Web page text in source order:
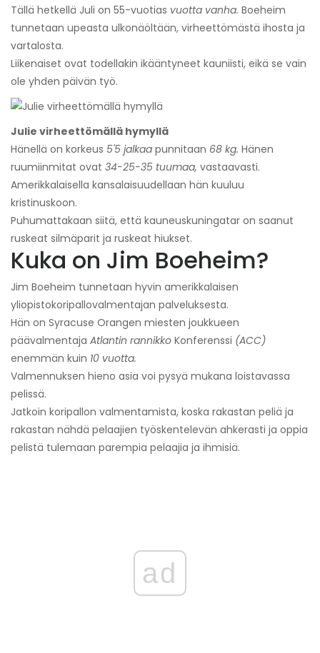
Tällä hetkellä Juli on 55-vuotias vuotta vanha. Boeheim
tunnetaan upeasta ulkonäöltään, virheettömästä ihosta ja
vartalosta.
Liikenaiset ovat todellakin ikääntyneet kauniisti, eikä se vain
ole yhden päivän työ.
Julie virheettömällä hymyllä
Hänellä on korkeus 5'5 jalkaa punnitaan 68 kg. Hänen
ruumiinmitat ovat 34-25-35 tuumaa, vastaavasti.
Amerikkalaisella kansalaisuudellaan hän kuuluu
kristinuskoon.
Puhumattakaan siitä, että kauneuskuningatar on saanut
ruskeat silmäparit ja ruskeat hiukset.
Kuka on Jim Boeheim?
Jim Boeheim tunnetaan hyvin amerikkalaisen
yliopistokoripallovalmentajan palveluksesta.
Hän on Syracuse Orangen miesten joukkueen
päävalmentaja Atlantin rannikko Konferenssi (ACC)
enemmän kuin 10 vuotta.
Valmennuksen hieno asia voi pysyä mukana loistavassa
pelissä.
Jatkoin koripallon valmentamista, koska rakastan peliä ja
rakastan nähdä pelaajien työskentelevän ahkerasti ja oppia
pelistä tulemaan parempia pelaajia ja ihmisiä.
ad